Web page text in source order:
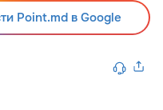
Point.md в Google